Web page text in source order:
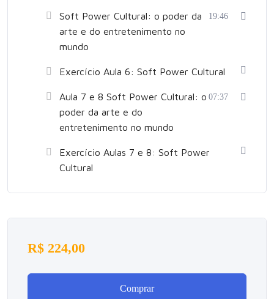
Soft Power Cultural: o poder da
arte e do entretenimento no
mundo
19:46
Exercício Aula 6: Soft Power Cultural
Aula 7 e 8 Soft Power Cultural: o
poder da arte e do
entretenimento no mundo
07:37
Exercício Aulas 7 e 8: Soft Power
Cultural
R$ 224,00
Comprar